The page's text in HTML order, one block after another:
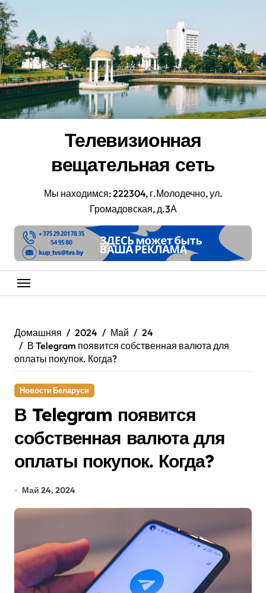
Перейти
к
содержанию
Телевизионная
вещательная сеть
Мы находимся: 222304, г.Молодечно, ул.
Громадовская, д.3А
Домашняя 2024 Май
24
В Telegram появится собственная валюта для
оплаты покупок. Когда?
Новости Беларуси
В Telegram появится
собственная валюта для
оплаты покупок. Когда?
Май 24, 2024